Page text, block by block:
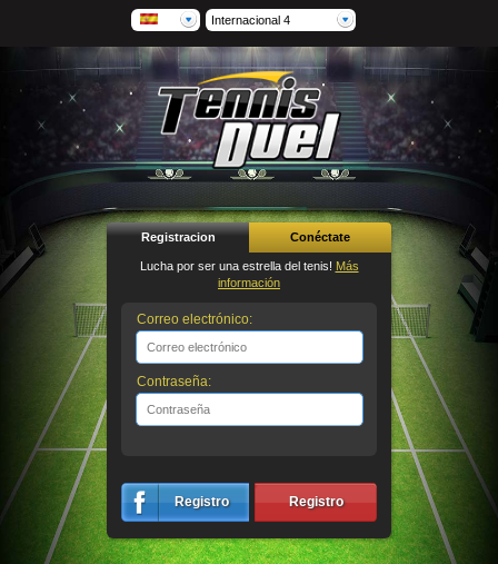
Internacional 4
Registracion Conéctate
Lucha por ser una estrella del tenis! Más
información
Correo electrónico:
Contraseña:
Registro Registro